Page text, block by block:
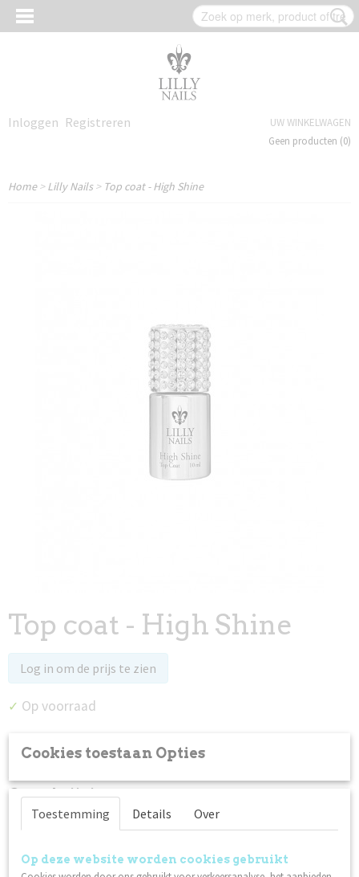
Inloggen Registreren
UW WINKELWAGEN
Geen producten (0)
Home>Lilly Nails> Top coat - High Shine
Top coat - High Shine
Log in om de prijs te zien
✓ Op voorraad
Specificaties
Productcode
9212
Netto gewicht
Omschrijving
Een glanzende top coat voor extra duurzame en glanzende
Houdbaarheid van het resultaat: tot 4 weken hoogglans.
Cookies toestaan Opties
Toestemming Details Over
Op deze website worden cookies gebruikt